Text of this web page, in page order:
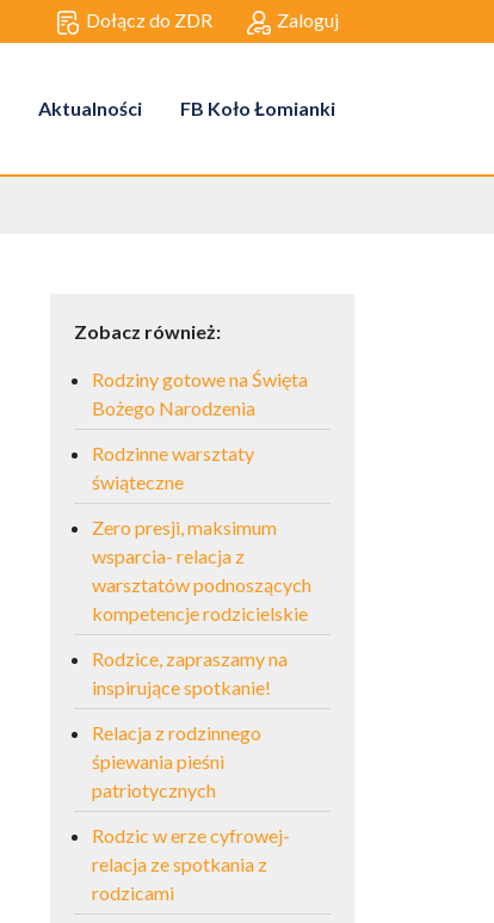
Dołącz do ZDR Zaloguj
Aktualności FB Koło Łomianki
Zobacz również:
Rodziny gotowe na Święta
Bożego Narodzenia
Rodzinne warsztaty
świąteczne
Zero presji, maksimum
wsparcia- relacja z
warsztatów podnoszących
kompetencje rodzicielskie
Rodzice, zapraszamy na
inspirujące spotkanie!
Relacja z rodzinnego
śpiewania pieśni
patriotycznych
Rodzic w erze cyfrowej-
relacja ze spotkania z
rodzicami